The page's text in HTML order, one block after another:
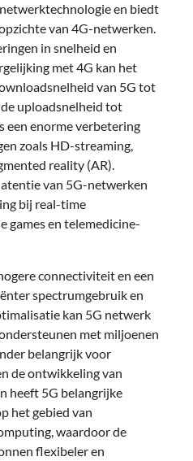
en biedt
van 4G-netwerken.
in snelheid en
met 4G kan het
van 5G tot
uploadsnelheid tot
een enorme verbetering
zoals HD-streaming,
reality (AR).
van 5G-netwerken
bij real-time
games en telemedicine-
connectiviteit en een
spectrumgebruik en
kan 5G netwerk
met miljoenen
belangrijk voor
de ontwikkeling van
heeft 5G belangrijke
het gebied van
waardoor de
flexibeler en